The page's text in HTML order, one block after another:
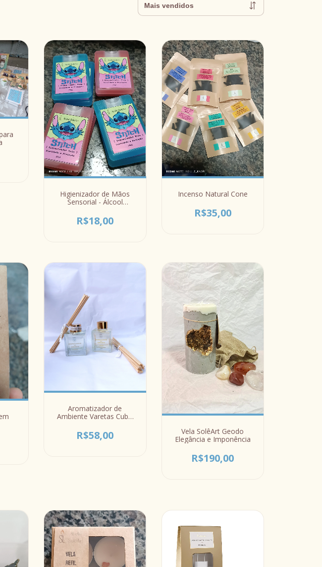
Higienizador de Mãos
Sensorial - Álcool
R$18,00
Incenso Natural Cone
R$35,00
Aromatizador de
Ambiente Varetas Cubo
R$58,00
Vela SolêArt Geodo
Elegância e Imponência
R$190,00